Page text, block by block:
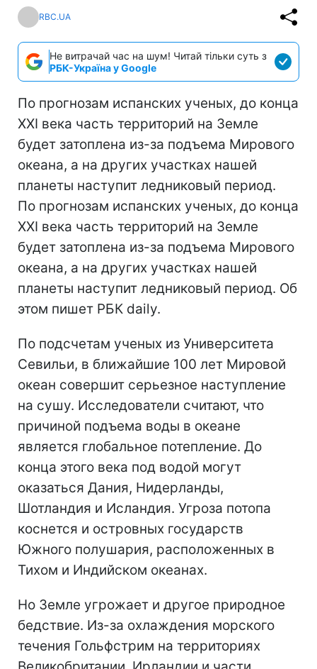
RBC.UA
Не витрачай час на шум! Читай тільки суть з
РБК-Україна у Google
По прогнозам испанских ученых, до конца
XXI века часть территорий на Земле
будет затоплена из-за подъема Мирового
океана, а на других участках нашей
планеты наступит ледниковый период.
По прогнозам испанских ученых, до конца
XXI века часть территорий на Земле
будет затоплена из-за подъема Мирового
океана, а на других участках нашей
планеты наступит ледниковый период. Об
этом пишет РБК daily.
По подсчетам ученых из Университета
Севильи, в ближайшие 100 лет Мировой
океан совершит серьезное наступление
на сушу. Исследователи считают, что
причиной подъема воды в океане
является глобальное потепление. До
конца этого века под водой могут
оказаться Дания, Нидерланды,
Шотландия и Исландия. Угроза потопа
коснется и островных государств
Южного полушария, расположенных в
Тихом и Индийском океанах.
Но Земле угрожает и другое природное
бедствие. Из-за охлаждения морского
течения Гольфстрим на территориях